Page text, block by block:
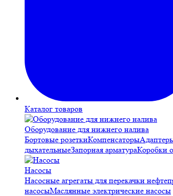
Каталог товаров
Оборудование для нижнего налива
Бортовые розеткиКомпенсаторы
дыхательныеЗапорная арматураКоробки
Насосы
Насосные агрегаты для перекачки
насосыМаслянные электрические насосы